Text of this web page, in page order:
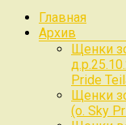
Главная
Архив
Щенки
Pride
Щенки
(о. Sky